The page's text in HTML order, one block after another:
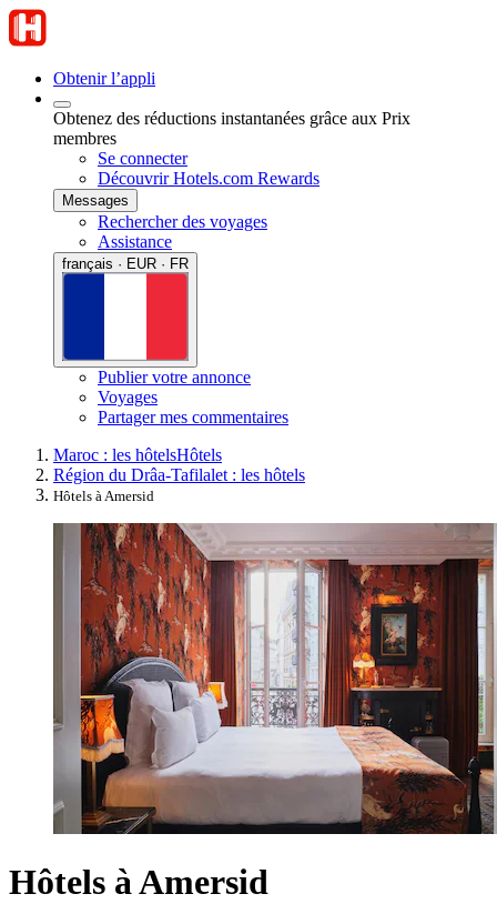
Obtenir l’appli
Obtenez des réductions instantanées grâce aux Prix
membres
Se connecter
Découvrir Hotels.com Rewards
Messages
Rechercher des voyages
Assistance
français · EUR · FR
Publier votre annonce
Voyages
Partager mes commentaires
Maroc : les hôtelsHôtels
Région du Drâa-Tafilalet : les hôtels
Hôtels à Amersid
Hôtels à Amersid